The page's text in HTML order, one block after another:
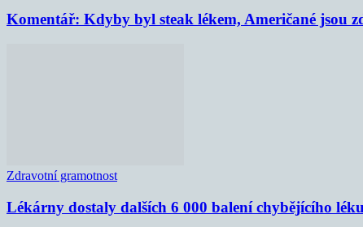
Komentář: Kdyby byl steak lékem, Američané jsou
Zdravotní gramotnost
Lékárny dostaly dalších 6 000 balení chybějícího